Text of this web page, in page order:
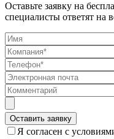
Оставьте заявку на
специалисты ответят на
Я согласен с